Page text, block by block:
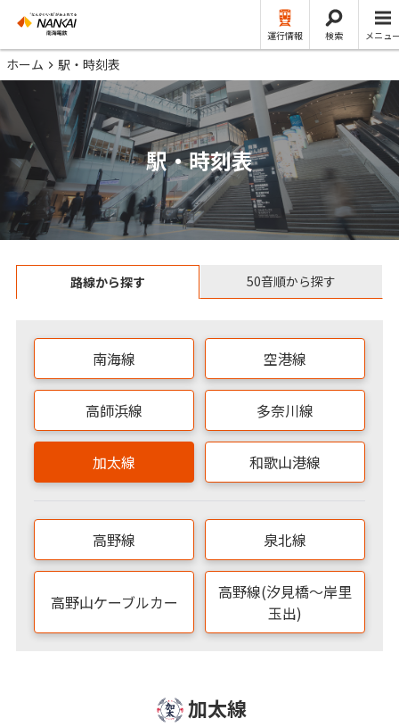
運行情報 検索 メニュ
ホーム 駅・時刻表
駅・時刻表
路線から探す 50音順から探す
南海線 空港線
高師浜線 多奈川線
加太線 和歌山港線
高野線 泉北線
高野山ケーブルカー
高野線(汐見橋～岸里
玉出)
加太線